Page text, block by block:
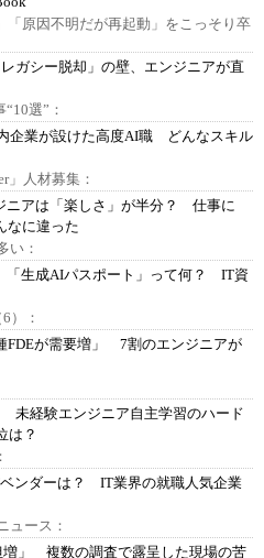
「原因不明だが再起動」をこっそり卒
ガシー脱却」の壁、エンジニアが直
選”：
企業が設けた高度AI職 どんなスキル
」人材募集：
ニアは「楽しさ」が半分？ 仕事に
なに違った
い：
生成AIパスポート」って何？ IT資
）：
FDEが需要増」 7割のエンジニアが
未経験エンジニア自主学習のハード
は？
ンダーは？ IT業界の就職人気企業
ュース：
増」 複数の調査で露呈した現場の苦